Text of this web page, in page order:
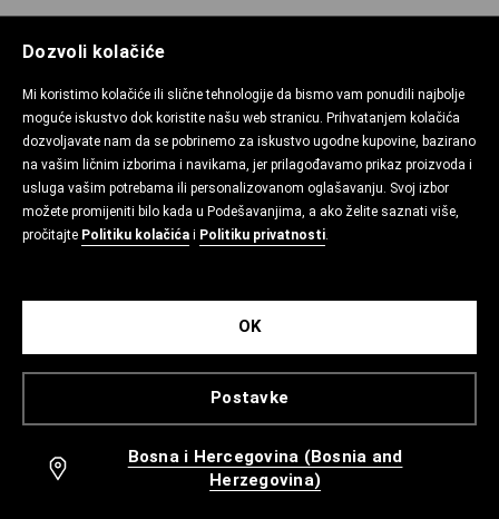
Dozvoli kolačiće
Mi koristimo kolačiće ili slične tehnologije da bismo vam ponudili najbolje
moguće iskustvo dok koristite našu web stranicu. Prihvatanjem kolačića
dozvoljavate nam da se pobrinemo za iskustvo ugodne kupovine, bazirano
na vašim ličnim izborima i navikama, jer prilagođavamo prikaz proizvoda i
usluga vašim potrebama ili personalizovanom oglašavanju. Svoj izbor
možete promijeniti bilo kada u Podešavanjima, a ako želite saznati više,
pročitajte Politiku kolačića i Politiku privatnosti.
Postavke
OK
Bosna i Hercegovina (Bosnia and
Herzegovina)